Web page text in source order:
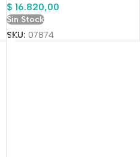
$ 16.820,00
Sin Stock
SKU: 07874